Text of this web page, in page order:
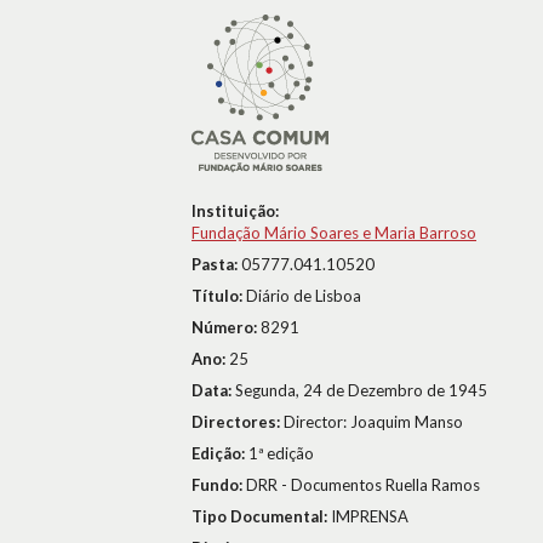
Instituição:
Fundação Mário Soares e Maria Barroso
Pasta:05777.041.10520
Título:Diário de Lisboa
Número:8291
Ano: 25
Data:Segunda, 24 de Dezembro de 1945
Directores:Director: Joaquim Manso
Edição: 1ª edição
Fundo:DRR - Documentos Ruella Ramos
Tipo Documental: IMPRENSA